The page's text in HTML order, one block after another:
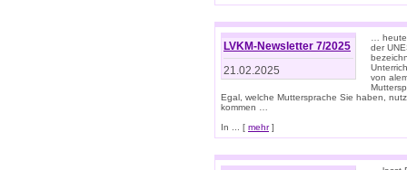
LVKM-Newsletter 7/2025
21.02.2025
…
der
von
Egal, welche Muttersprache Sie haben,
kommen …
In ... [ mehr]